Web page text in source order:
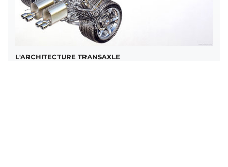
L'ARCHITECTURE TRANSAXLE